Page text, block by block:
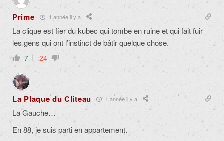
Prime 1 année il y a
La clique est fier du kubec qui tombe en ruine et qui fait fuir
les gens qui ont l’instinct de bâtir quelque chose.
7 -24
La Plaque du Cliteau 1 année il y a
La Gauche…
En 88, je suis parti en appartement.